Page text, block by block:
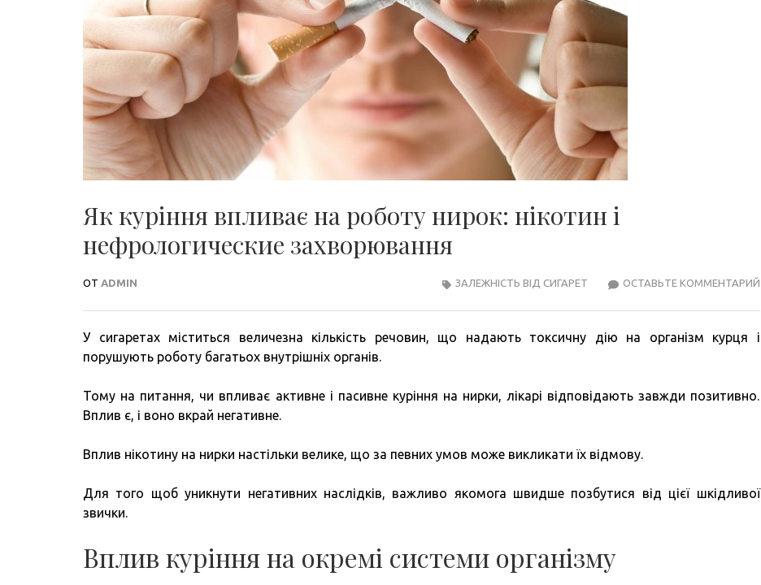
Як куріння впливає на роботу нирок: нікотин і
нефрологические захворювання
ОТ ADMIN ОСТАВЬТЕ КОММЕНТАРИЙ
ЗАЛЕЖНІСТЬ ВІД СИГАРЕТ
У сигаретах міститься величезна кількість речовин, що надають токсичну дію на організм курця і
порушують роботу багатьох внутрішніх органів.
Тому на питання, чи впливає активне і пасивне куріння на нирки, лікарі відповідають завжди позитивно.
Вплив є, і воно вкрай негативне.
Вплив нікотину на нирки настільки велике, що за певних умов може викликати їх відмову.
Для того щоб уникнути негативних наслідків, важливо якомога швидше позбутися від цієї шкідливої
звички.
Вплив куріння на окремі системи організму